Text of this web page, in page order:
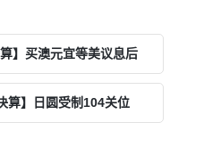
】买澳元宜等美议息后
算】日圆受制104关位